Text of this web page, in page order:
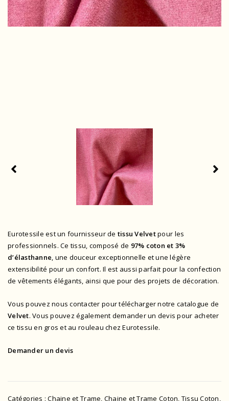
Eurotessile est un fournisseur de tissu Velvetpour les
professionnels. Ce tissu, composé de 97% coton et 3%
d’élasthanne, une douceur exceptionnelle et une légère
extensibilité pour un confort. Il est aussi parfait pour la confection
de vêtements élégants, ainsi que pour des projets de décoration.
Vous pouvez nous contacter pour télécharger notre catalogue de
Velvet. Vous pouvez également demander un devis pour acheter
ce tissu en gros et au rouleau chez Eurotessile.
Demander un devis
Catégories :Chaine et Trame, Chaine et Trame Coton, Tissu Coton,